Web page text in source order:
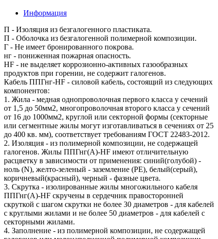
Информация
П - Изоляция из безгалогенного пластиката.
П - Оболочка из безгалогенной полимерной композиции.
Г - Не имеет бронированного покрова.
нг - пониженная пожарная опасность.
HF - не выделяет коррозионно-активных газообразных
продуктов при горении, не содержит галогенов.
Кабель ППГнг-HF - силовой кабель, состоящий из следующих
компонентов:
1. Жила - медная однопроволочная первого класса у сечений
от 1,5 до 50мм2, многопроволочная второго класса у сечений
от 16 до 1000мм2, круглой или секторной формы (секторные
или сегментные жилы могут изготавливаться в сечениях от 25
до 400 кв. мм), соответствует требованиям ГОСТ 22483-2012.
2. Изоляция - из полимерной композиции, не содержащей
галогенов. Жилы ППГнг(А)-HF имеют отличительную
расцветку в зависимости от применения: синий(голубой) -
ноль (N), желто-зеленый - заземление (PE), белый(серый),
коричневый(красный), черный - фазные цвета.
3. Скрутка - изолированные жилы многожильного кабеля
ППГнг(А)-HF скручены в сердечник правосторонней
скруткой с шагом скрутки не более 30 диаметров - для кабелей
с круглыми жилами и не более 50 диаметров - для кабелей с
секторными жилами.
4. Заполнение - из полимерной композиции, не содержащей